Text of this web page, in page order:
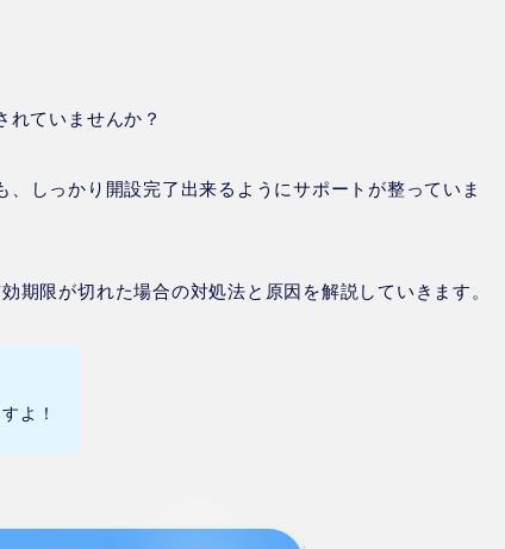
れていませんか？
、しっかり開設完了出来るようにサポートが整っていま
期限が切れた場合の対処法と原因を解説していきます。
よ！